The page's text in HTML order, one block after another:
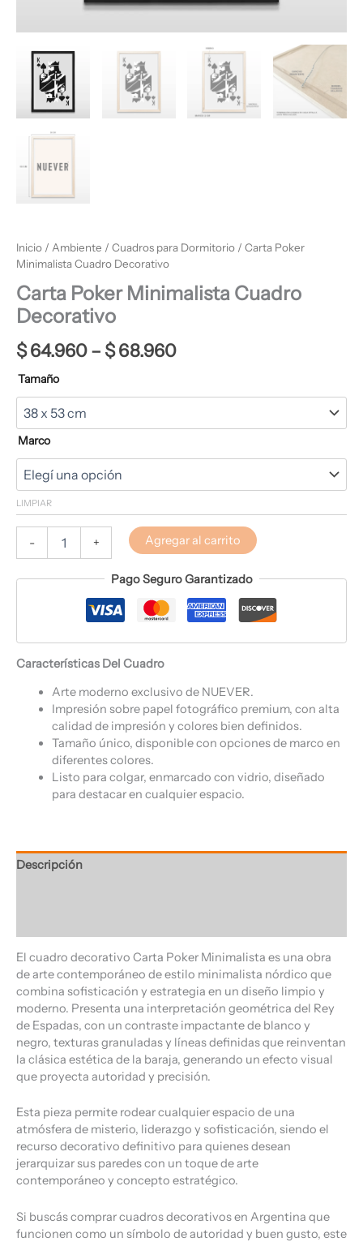
Inicio / Ambiente / Cuadros para Dormitorio / Carta Poker
Minimalista Cuadro Decorativo
Carta Poker Minimalista Cuadro
Decorativo
$64.960– $68.960
Tamaño
Marco
LIMPIAR
- + Agregar al carrito
Pago Seguro Garantizado
Características Del Cuadro
Arte moderno exclusivo de NUEVER.
Impresión sobre papel fotográfico premium, con alta
calidad de impresión y colores bien definidos.
Tamaño único, disponible con opciones de marco en
diferentes colores.
Listo para colgar, enmarcado con vidrio, diseñado
para destacar en cualquier espacio.
Descripción
El cuadro decorativo Carta Poker Minimalista es una obra
de arte contemporáneo de estilo minimalista nórdico que
combina sofisticación y estrategia en un diseño limpio y
moderno. Presenta una interpretación geométrica del Rey
de Espadas, con un contraste impactante de blanco y
negro, texturas granuladas y líneas definidas que reinventan
la clásica estética de la baraja, generando un efecto visual
que proyecta autoridad y precisión.
Esta pieza permite rodear cualquier espacio de una
atmósfera de misterio, liderazgo y sofisticación, siendo el
recurso decorativo definitivo para quienes desean
jerarquizar sus paredes con un toque de arte
contemporáneo y concepto estratégico.
Si buscás comprar cuadros decorativos en Argentina que
funcionen como un símbolo de autoridad y buen gusto, este